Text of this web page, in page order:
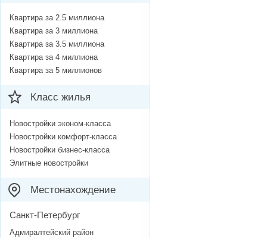
Квартира за 2.5 миллиона
Квартира за 3 миллиона
Квартира за 3.5 миллиона
Квартира за 4 миллиона
Квартира за 5 миллионов
Класс жилья
Новостройки эконом-класса
Новостройки комфорт-класса
Новостройки бизнес-класса
Элитные новостройки
Местонахождение
Санкт-Петербург
Адмиралтейский район